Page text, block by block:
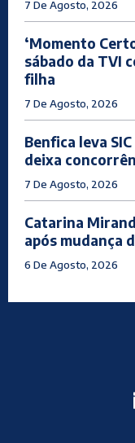
7 De Agosto, 2026
‘Momento
sábado da TVI
filha
7 De Agosto, 2026
Benfica leva
deixa
7 De Agosto, 2026
Catarina
após mudança
6 De Agosto, 2026